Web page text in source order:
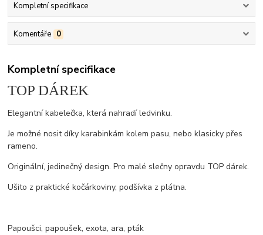
Kompletní specifikace
Komentáře 0
Kompletní specifikace
TOP DÁREK
Elegantní kabelečka, která nahradí ledvinku.
Je možné nosit díky karabinkám kolem pasu, nebo klasicky přes
rameno.
Originální, jedinečný design. Pro malé slečny opravdu TOP dárek.
Ušito z praktické kočárkoviny, podšívka z plátna.
Papoušci, papoušek, exota, ara, pták